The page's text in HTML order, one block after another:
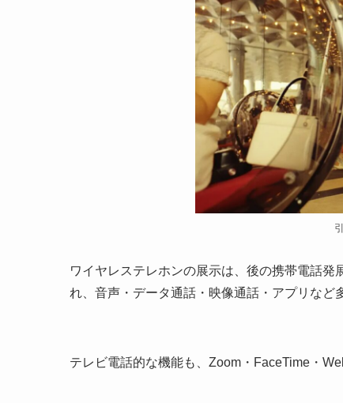
ワイヤレステレホンの展示は、後の携帯電話
れ、音声・データ通話・映像通話・アプリなど
テレビ電話的な機能も、Zoom・FaceTime・